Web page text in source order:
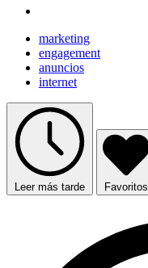
marketing
engagement
anuncios
internet
Leer más tarde Favoritos